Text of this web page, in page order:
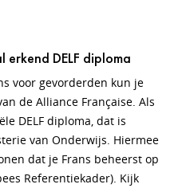
DELF diploma
voor gevorderden kun je
de Alliance Française. Als
DELF diploma, dat is
van Onderwijs. Hiermee
dat je Frans beheerst op
Referentiekader). Kijk